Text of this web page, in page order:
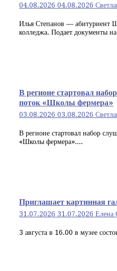
04.08.2026 04.08.2026
Илья Степанов — абитуриент
колледжа. Подает документы
В регионе стартовал
поток «Школы фермера»
03.08.2026 03.08.2026
В регионе стартовал набор
«Школы фермера»....
Приглашает картинная
31.07.2026 31.07.2026 Елена
3 августа в 16.00 в музее